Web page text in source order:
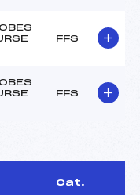
FFS
FFS
Cat.